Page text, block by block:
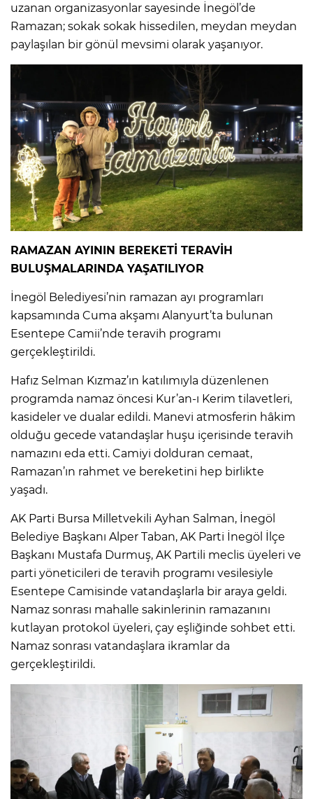
uzanan organizasyonlar sayesinde İnegöl’de
Ramazan; sokak sokak hissedilen, meydan meydan
paylaşılan bir gönül mevsimi olarak yaşanıyor.
RAMAZAN AYININ BEREKETİ TERAVİH
BULUŞMALARINDA YAŞATILIYOR
İnegöl Belediyesi’nin ramazan ayı programları
kapsamında Cuma akşamı Alanyurt’ta bulunan
Esentepe Camii’nde teravih programı
gerçekleştirildi.
Hafız Selman Kızmaz’ın katılımıyla düzenlenen
programda namaz öncesi Kur’an-ı Kerim tilavetleri,
kasideler ve dualar edildi. Manevi atmosferin hâkim
olduğu gecede vatandaşlar huşu içerisinde teravih
namazını eda etti. Camiyi dolduran cemaat,
Ramazan’ın rahmet ve bereketini hep birlikte
yaşadı.
AK Parti Bursa Milletvekili Ayhan Salman, İnegöl
Belediye Başkanı Alper Taban, AK Parti İnegöl İlçe
Başkanı Mustafa Durmuş, AK Partili meclis üyeleri ve
parti yöneticileri de teravih programı vesilesiyle
Esentepe Camisinde vatandaşlarla bir araya geldi.
Namaz sonrası mahalle sakinlerinin ramazanını
kutlayan protokol üyeleri, çay eşliğinde sohbet etti.
Namaz sonrası vatandaşlara ikramlar da
gerçekleştirildi.